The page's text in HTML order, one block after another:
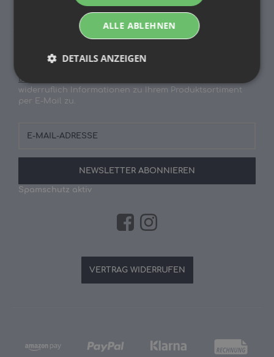
Newsletter Abonnieren
Datenschutzerklärung
widerruflich Informationen zu Ihrem Produktsortiment
per E-Mail zu.
Mail-
NEWSLETTER ABONNIEREN
Spamschutz aktiv
VERTRAG WIDERRUFEN
ALLE ABLEHNEN
DETAILS ANZEIGEN